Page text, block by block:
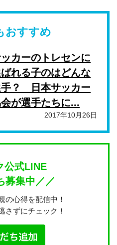
おすすめ
カーのトレセンに
れる子のはどんな
？ 日本サッカー
が選手たちに...
2017年10月26日
公式LINE
募集中／／
の心得を配信中！
さずにチェック！